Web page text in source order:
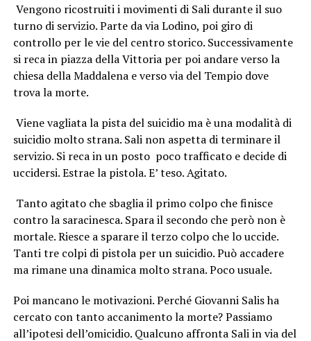
Vengono ricostruiti i movimenti di Sali durante il suo
turno di servizio. Parte da via Lodino, poi giro di
controllo per le vie del centro storico. Successivamente
si reca in piazza della Vittoria per poi andare verso la
chiesa della Maddalena e verso via del Tempio dove
trova la morte.
Viene vagliata la pista del suicidio ma è una modalità di
suicidio molto strana. Sali non aspetta di terminare il
servizio. Si reca in un posto poco trafficato e decide di
uccidersi. Estrae la pistola. E’ teso. Agitato.
Tanto agitato che sbaglia il primo colpo che finisce
contro la saracinesca. Spara il secondo che però non è
mortale. Riesce a sparare il terzo colpo che lo uccide.
Tanti tre colpi di pistola per un suicidio. Può accadere
ma rimane una dinamica molto strana. Poco usuale.
Poi mancano le motivazioni. Perché Giovanni Salis ha
cercato con tanto accanimento la morte? Passiamo
all’ipotesi dell’omicidio. Qualcuno affronta Sali in via del